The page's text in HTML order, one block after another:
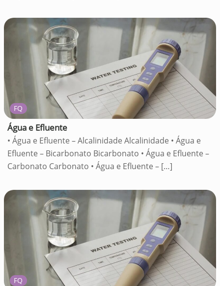
FQ
Água e Efluente
• Água e Efluente – Alcalinidade Alcalinidade • Água e
Efluente – Bicarbonato Bicarbonato • Água e Efluente –
Carbonato Carbonato • Água e Efluente – […]
FQ